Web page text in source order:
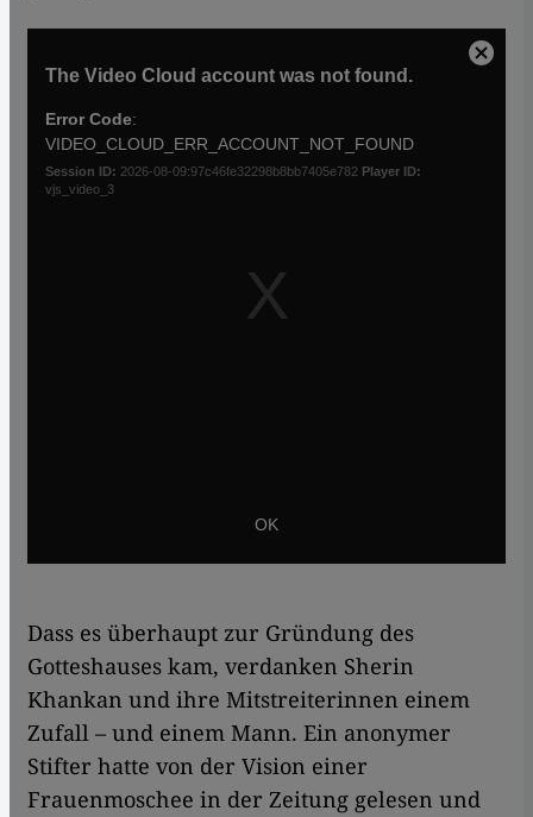
Dass es überhaupt zur Gründung des
Gotteshauses kam, verdanken Sherin
Khankan und ihre Mitstreiterinnen einem
Zufall – und einem Mann. Ein anonymer
Stifter hatte von der Vision einer
Frauenmoschee in der Zeitung gelesen und